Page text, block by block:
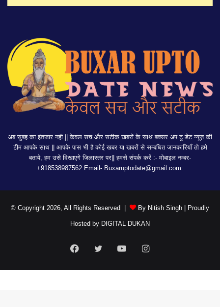
अब सुबह का इंतजार नही || केवल सच और सटीक खबरों के साथ बक्सर अप टू डेट न्यूज़ की
टीम आपके साथ || आपके पास भी है कोई खबर या खबरों से सम्बधित जानकारियाँ तो हमे
बताये, हम उसे दिखाएगे जिलास्तर पर|| हमसे संपर्क करें :- मोबाइल नम्बर-
+918538987562 Email- Buxaruptodate@gmail.com:
© Copyright 2026, All Rights Reserved | By Nitish Singh | Proudly
Hosted by DIGITAL DUKAN
Facebook
Twitter YouTubeInstagram